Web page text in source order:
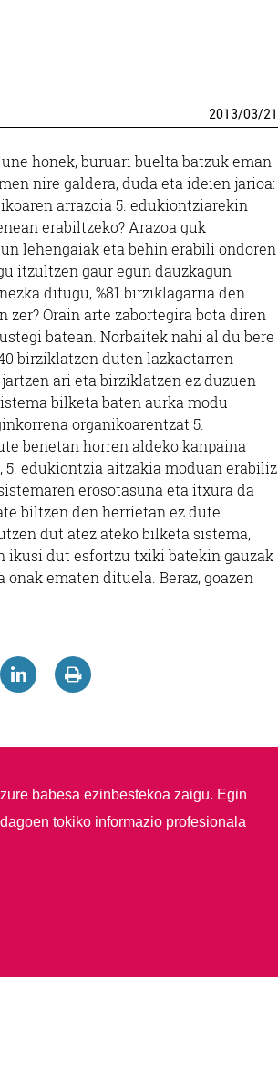
2013/03/21
honek, buruari buelta batzuk eman
nire galdera, duda eta ideien jarioa:
arrazoia 5. edukiontziarekin
erabiltzeko? Arazoa guk
lehengaiak eta behin erabili ondoren
itzultzen gaur egun dauzkagun
ditugu, %81 birziklagarria den
Orain arte zabortegira bota diren
batean. Norbaitek nahi al du bere
birziklatzen duten lazkaotarren
ari eta birziklatzen ez duzuen
bilketa baten aurka modu
organikoarentzat 5.
benetan horren aldeko kanpaina
5. edukiontzia aitzakia moduan erabiliz
erosotasuna eta itxura da
biltzen den herrietan ez dute
dut atez ateko bilketa sistema,
ikusi dut esfortzu txiki batekin gauzak
ematen dituela. Beraz, goazen
babesa ezinbestekoa zaigu. Egin
tokiko informazio profesionala